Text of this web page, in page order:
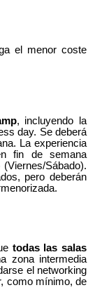
el menor coste
, incluyendo la
day. Se deberá
La experiencia
fin de semana
Sábado).
pero deberán
todas las salas
zona intermedia
el networking
como mínimo, de